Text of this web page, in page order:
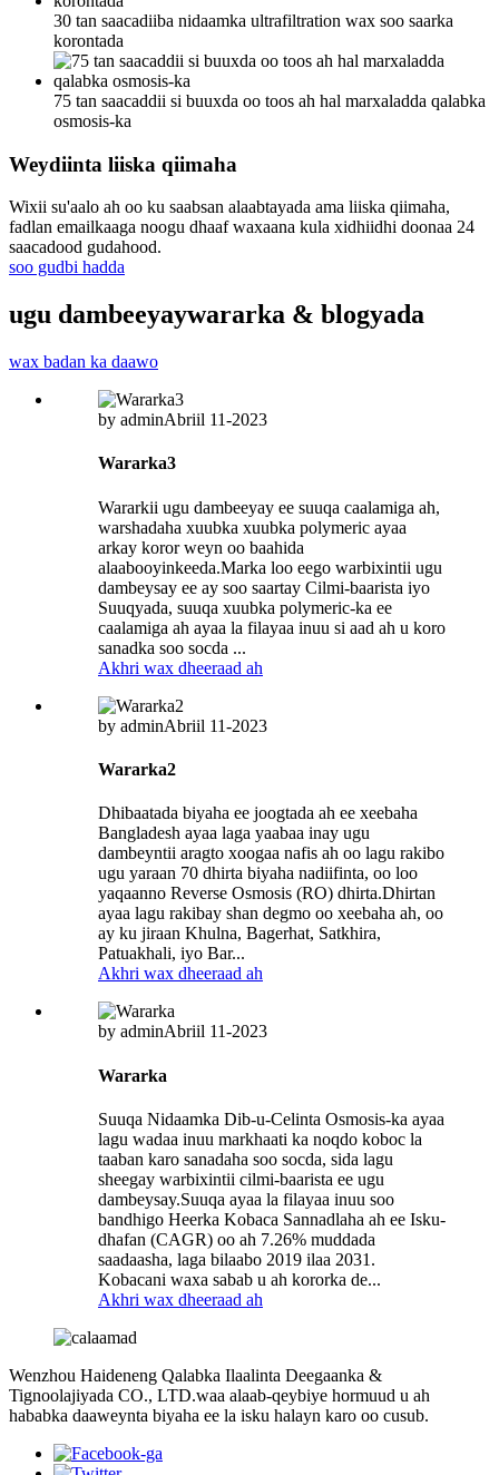
30 tan saacadiiba nidaamka ultrafiltration wax soo saarka
korontada
75 tan saacaddii si buuxda oo toos ah hal marxaladda qalabka
osmosis-ka
Weydiinta liiska qiimaha
Wixii su'aalo ah oo ku saabsan alaabtayada ama liiska qiimaha,
fadlan emailkaaga noogu dhaaf waxaana kula xidhiidhi doonaa 24
saacadood gudahood.
soo gudbi hadda
ugu dambeeyaywararka & blogyada
wax badan ka daawo
by adminAbriil 11-2023
Wararka3
Wararkii ugu dambeeyay ee suuqa caalamiga ah,
warshadaha xuubka xuubka polymeric ayaa
arkay koror weyn oo baahida
alaabooyinkeeda.Marka loo eego warbixintii ugu
dambeysay ee ay soo saartay Cilmi-baarista iyo
Suuqyada, suuqa xuubka polymeric-ka ee
caalamiga ah ayaa la filayaa inuu si aad ah u koro
sanadka soo socda ...
Akhri wax dheeraad ah
by adminAbriil 11-2023
Wararka2
Dhibaatada biyaha ee joogtada ah ee xeebaha
Bangladesh ayaa laga yaabaa inay ugu
dambeyntii aragto xoogaa nafis ah oo lagu rakibo
ugu yaraan 70 dhirta biyaha nadiifinta, oo loo
yaqaanno Reverse Osmosis (RO) dhirta.Dhirtan
ayaa lagu rakibay shan degmo oo xeebaha ah, oo
ay ku jiraan Khulna, Bagerhat, Satkhira,
Patuakhali, iyo Bar...
Akhri wax dheeraad ah
by adminAbriil 11-2023
Wararka
Suuqa Nidaamka Dib-u-Celinta Osmosis-ka ayaa
lagu wadaa inuu markhaati ka noqdo koboc la
taaban karo sanadaha soo socda, sida lagu
sheegay warbixintii cilmi-baarista ee ugu
dambeysay.Suuqa ayaa la filayaa inuu soo
bandhigo Heerka Kobaca Sannadlaha ah ee Isku-
dhafan (CAGR) oo ah 7.26% muddada
saadaasha, laga bilaabo 2019 ilaa 2031.
Kobacani waxa sabab u ah kororka de...
Akhri wax dheeraad ah
Wenzhou Haideneng Qalabka Ilaalinta Deegaanka &
Tignoolajiyada CO., LTD.waa alaab-qeybiye hormuud u ah
hababka daaweynta biyaha ee la isku halayn karo oo cusub.